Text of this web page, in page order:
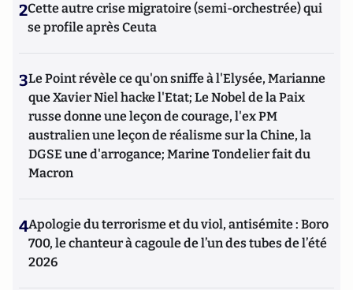
2Cette autre crise migratoire (semi-orchestrée) qui
se profile après Ceuta
3Le Point révèle ce qu'on sniffe à l'Elysée, Marianne
que Xavier Niel hacke l'Etat; Le Nobel de la Paix
russe donne une leçon de courage, l'ex PM
australien une leçon de réalisme sur la Chine, la
DGSE une d'arrogance; Marine Tondelier fait du
Macron
4Apologie du terrorisme et du viol, antisémite : Boro
700, le chanteur à cagoule de l’un des tubes de l’été
2026